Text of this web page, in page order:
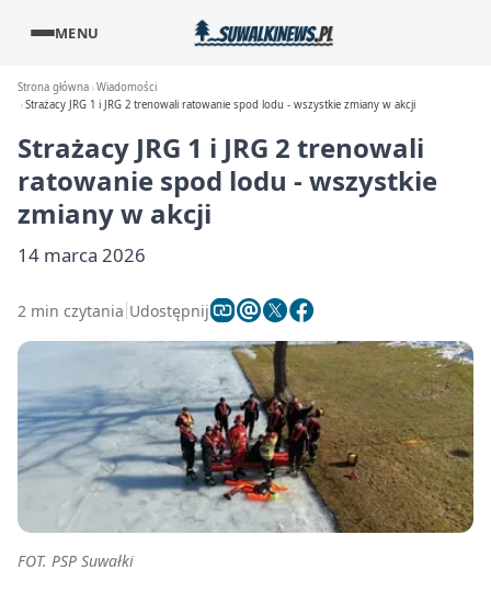
MENU
Strona główna Wiadomości
Strażacy JRG 1 i JRG 2 trenowali ratowanie spod lodu - wszystkie zmiany w akcji
Strażacy JRG 1 i JRG 2 trenowali
ratowanie spod lodu - wszystkie
zmiany w akcji
14 marca 2026
2 min czytania Udostępnij
FOT. PSP Suwałki